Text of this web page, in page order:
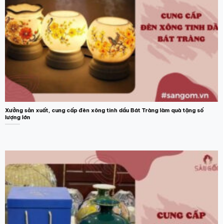
Xưởng sản xuất, cung cấp đèn xông tinh dầu Bát Tràng làm quà tặng số
lượng lớn